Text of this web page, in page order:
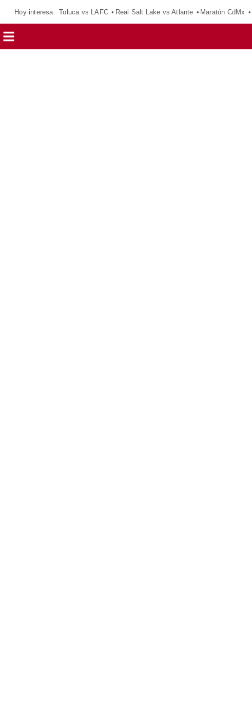
Hoy interesa: Toluca vs LAFC Real Salt Lake vs Atlante Maratón CdMx